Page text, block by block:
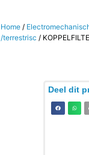
Home /
/terrestrisc /
Deel dit